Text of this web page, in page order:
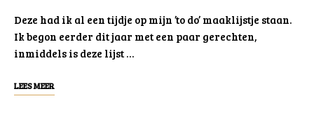
Deze had ik al een tijdje op mijn ’to do’ maaklijstje staan.
Ik begon eerder dit jaar met een paar gerechten,
inmiddels is deze lijst …
LEES MEER